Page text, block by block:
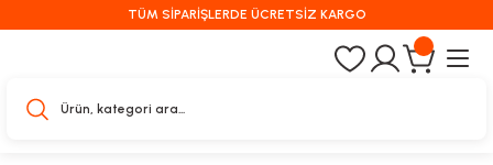
TÜM SİPARİŞLERDE ÜCRETSİZ KARGO